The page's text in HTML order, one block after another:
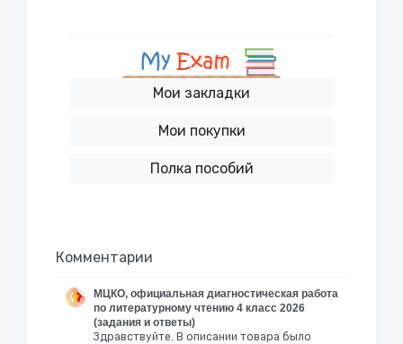
Мои закладки
Мои покупки
Полка пособий
Комментарии
МЦКО, официальная диагностическая работа
по литературному чтению 4 класс 2026
(задания и ответы)
Здравствуйте. В описании товара было